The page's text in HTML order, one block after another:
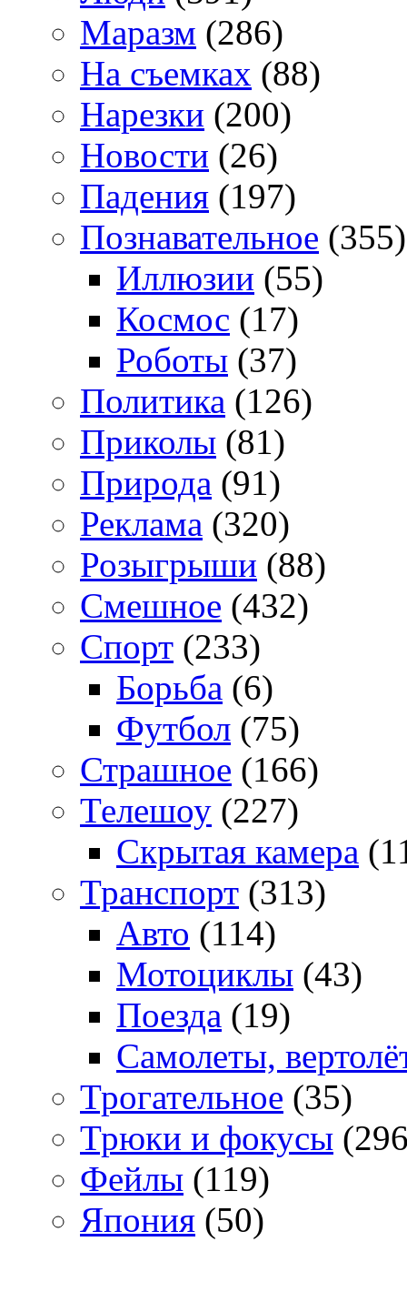
Маразм (286)
На съемках (88)
Нарезки (200)
Новости (26)
Падения (197)
Познавательное (355)
Иллюзии (55)
Космос (17)
Роботы (37)
Политика (126)
Приколы (81)
Природа (91)
Реклама (320)
Розыгрыши (88)
Смешное (432)
Спорт (233)
Борьба (6)
Футбол (75)
Страшное (166)
Телешоу (227)
Скрытая камера
Транспорт (313)
Авто (114)
Мотоциклы (43)
Поезда (19)
Самолеты,
Трогательное (35)
Трюки и фокусы
Фейлы (119)
Япония (50)